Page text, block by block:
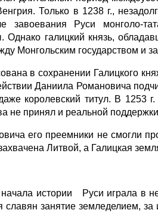
Только в 1238 г.,
завоевания Руси монголо-
Однако галицкий князь,
Монгольским государством и
в сохранении Галицкого
Даниила Романовича
королевский титул. В 1253
не принял и реальной
его преемники не смогли
Литвой, а Галицкая
начала истории Руси играла в
славян занятие земледелием,